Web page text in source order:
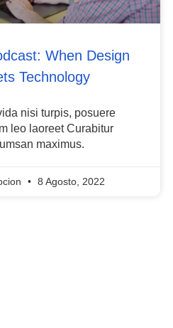
When Design
Technology
nisi turpis, posuere
leo laoreet Curabitur
maximus.
8 Agosto, 2022